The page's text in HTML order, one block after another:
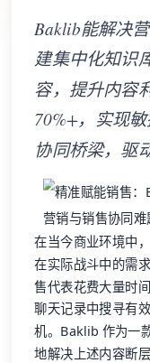
Baklib能解决
建集中化知识
容，提升内容
70%+，实现
协同桥梁，驱
在当今商业环境中
在实际战斗中的需
售代表花费大量时
聊天记录中搜寻有
机。Baklib 作为一
地解决上述内容断